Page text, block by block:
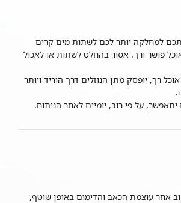
למחלקה יותר לכם לשתות מים קרים
פושר ורך. אסור בהחלט לשתות או לאכול
רך, יופסק מתן הנוזלים דרך הוריד ויותר
על פי רוב, יומיים לאחר הניתוח.
אחר עוצמת הכאב והדימום באופן שוטף,